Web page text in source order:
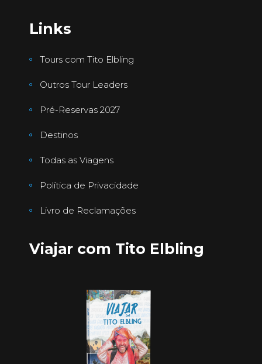
Links
Tours com Tito Elbling
Outros Tour Leaders
Pré-Reservas 2027
Destinos
Todas as Viagens
Política de Privacidade
Livro de Reclamações
Viajar com Tito Elbling